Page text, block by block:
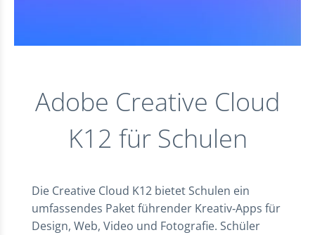
Adobe Creative Cloud
K12 für Schulen
Die Creative Cloud K12 bietet Schulen ein
umfassendes Paket führender Kreativ‑Apps für
Design, Web, Video und Fotografie. Schüler